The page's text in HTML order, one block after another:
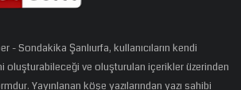
- Sondakika Şanlıurfa, kullanıcıların kendi
oluşturabileceği ve oluşturulan içerikler üzerinden
Yayınlanan köşe yazılarından yazı sahibi